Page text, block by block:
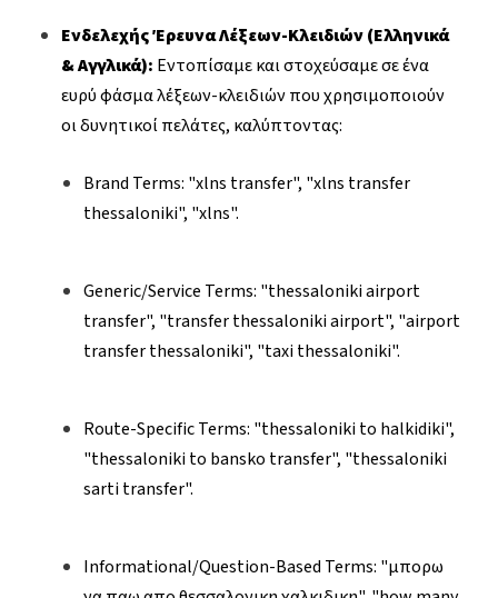
Ενδελεχής Έρευνα Λέξεων-Κλειδιών (Ελληνικά
& Αγγλικά): Εντοπίσαμε και στοχεύσαμε σε ένα
ευρύ φάσμα λέξεων-κλειδιών που χρησιμοποιούν
οι δυνητικοί πελάτες, καλύπτοντας:
Brand Terms: "xlns transfer", "xlns transfer
thessaloniki", "xlns".
Generic/Service Terms: "thessaloniki airport
transfer", "transfer thessaloniki airport", "airport
transfer thessaloniki", "taxi thessaloniki".
Route-Specific Terms: "thessaloniki to halkidiki",
"thessaloniki to bansko transfer", "thessaloniki
sarti transfer".
Informational/Question-Based Terms: "μπορω